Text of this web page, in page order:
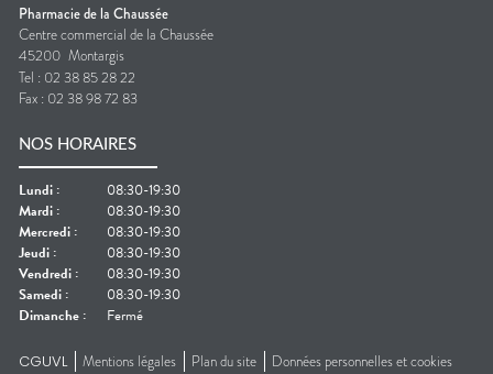
Pharmacie de la Chaussée
Centre commercial de la Chaussée
45200 Montargis
Tel : 02 38 85 28 22
Fax : 02 38 98 72 83
NOS HORAIRES
Lundi :
08:30-19:30
Mardi :
08:30-19:30
Mercredi :
08:30-19:30
Jeudi :
08:30-19:30
Vendredi :
08:30-19:30
Samedi :
08:30-19:30
Dimanche : Fermé
CGUVL Mentions légales Plan du site Données personnelles et cookies